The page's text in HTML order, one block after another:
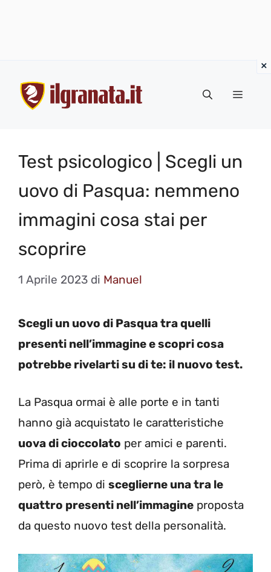
contenuto
Menu
Test psicologico | Scegli un
uovo di Pasqua: nemmeno
immagini cosa stai per
scoprire
1 Aprile 2023 di Manuel
Scegli un uovo di Pasqua tra quelli
presenti nell’immagine e scopri cosa
potrebbe rivelarti su di te: il nuovo test.
La Pasqua ormai è alle porte e in tanti
hanno già acquistato le caratteristiche
uova di cioccolato per amici e parenti.
Prima di aprirle e di scoprire la sorpresa
però, è tempo di sceglierne una tra le
quattro presenti nell’immagine proposta
da questo nuovo test della personalità.